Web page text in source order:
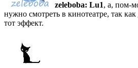
zeleboba: Lu1, а, пом-
нужно смотреть в кинотеатре, так
тот эффект.